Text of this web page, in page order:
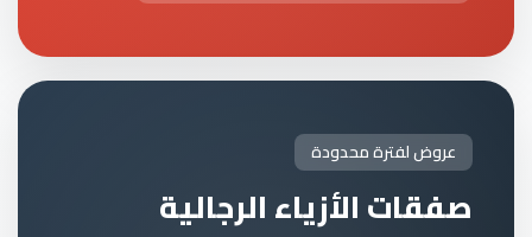
عروض لفترة محدودة
صفقات الأزياء الرجالية